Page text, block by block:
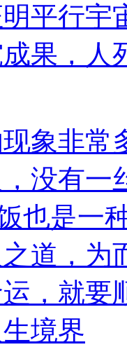
平行宇
果，人
象非常
没有一
也是一
道，为
，就要
境界